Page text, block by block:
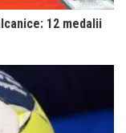
12 medalii